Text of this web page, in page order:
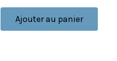
Ajouter au panier